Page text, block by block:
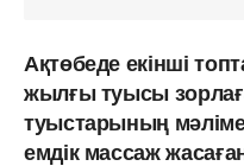
Ақтөбеде екінші
жылғы туысы
туыстарының
емдік массаж